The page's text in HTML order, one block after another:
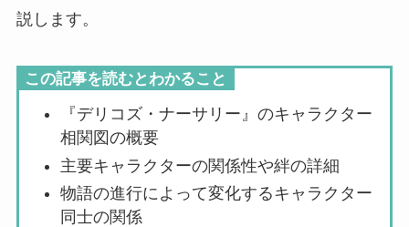
説します。
この記事を読むとわかること
『デリコズ・ナーサリー』のキャラクター
相関図の概要
主要キャラクターの関係性や絆の詳細
物語の進行によって変化するキャラクター
同士の関係